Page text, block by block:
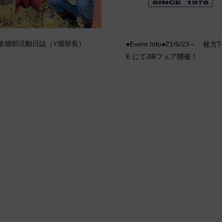
畑部活動日誌（Y畑部長）
●Event Info●21/6/23～ 枚方
E にてJIBフェア開催！